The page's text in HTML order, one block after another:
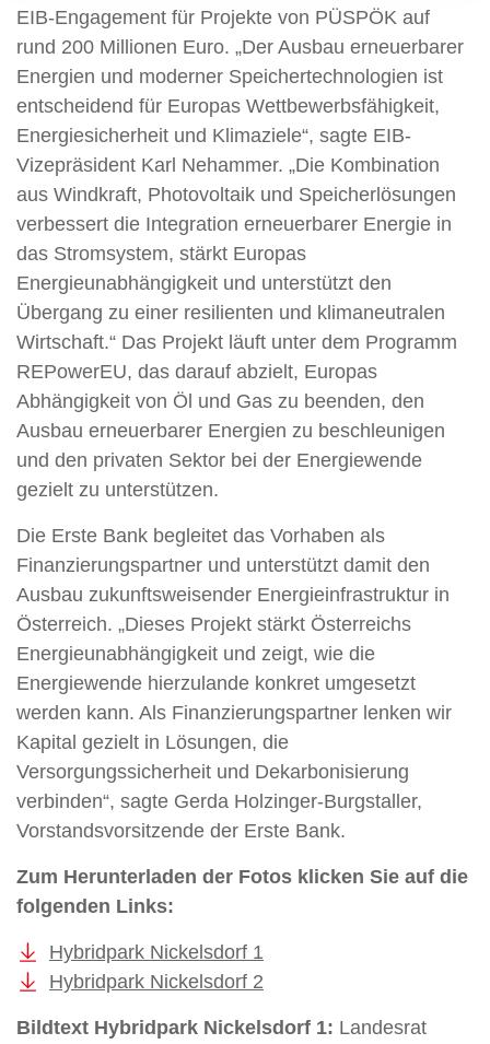
EIB-Engagement für Projekte von PÜSPÖK auf
rund 200 Millionen Euro. „Der Ausbau erneuerbarer
Energien und moderner Speichertechnologien ist
entscheidend für Europas Wettbewerbsfähigkeit,
Energiesicherheit und Klimaziele“, sagte EIB-
Vizepräsident Karl Nehammer. „Die Kombination
aus Windkraft, Photovoltaik und Speicherlösungen
verbessert die Integration erneuerbarer Energie in
das Stromsystem, stärkt Europas
Energieunabhängigkeit und unterstützt den
Übergang zu einer resilienten und klimaneutralen
Wirtschaft.“ Das Projekt läuft unter dem Programm
REPowerEU, das darauf abzielt, Europas
Abhängigkeit von Öl und Gas zu beenden, den
Ausbau erneuerbarer Energien zu beschleunigen
und den privaten Sektor bei der Energiewende
gezielt zu unterstützen.
Die Erste Bank begleitet das Vorhaben als
Finanzierungspartner und unterstützt damit den
Ausbau zukunftsweisender Energieinfrastruktur in
Österreich. „Dieses Projekt stärkt Österreichs
Energieunabhängigkeit und zeigt, wie die
Energiewende hierzulande konkret umgesetzt
werden kann. Als Finanzierungspartner lenken wir
Kapital gezielt in Lösungen, die
Versorgungssicherheit und Dekarbonisierung
verbinden“, sagte Gerda Holzinger-Burgstaller,
Vorstandsvorsitzende der Erste Bank.
Zum Herunterladen der Fotos klicken Sie auf die
folgenden Links:
Hybridpark Nickelsdorf 1
Hybridpark Nickelsdorf 2
Bildtext Hybridpark Nickelsdorf 1: Landesrat